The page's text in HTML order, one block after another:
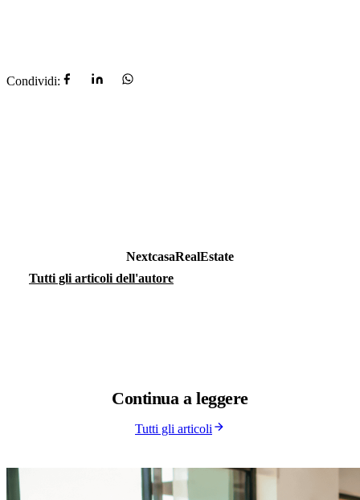
Condividi:
NextcasaRealEstate
Tutti gli articoli dell'autore
Continua aleggere
Tutti gli articoli